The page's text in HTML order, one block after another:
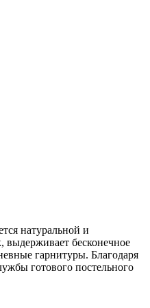
натуральной и
выдерживает бесконечное
гарнитуры. Благодаря
готового постельного